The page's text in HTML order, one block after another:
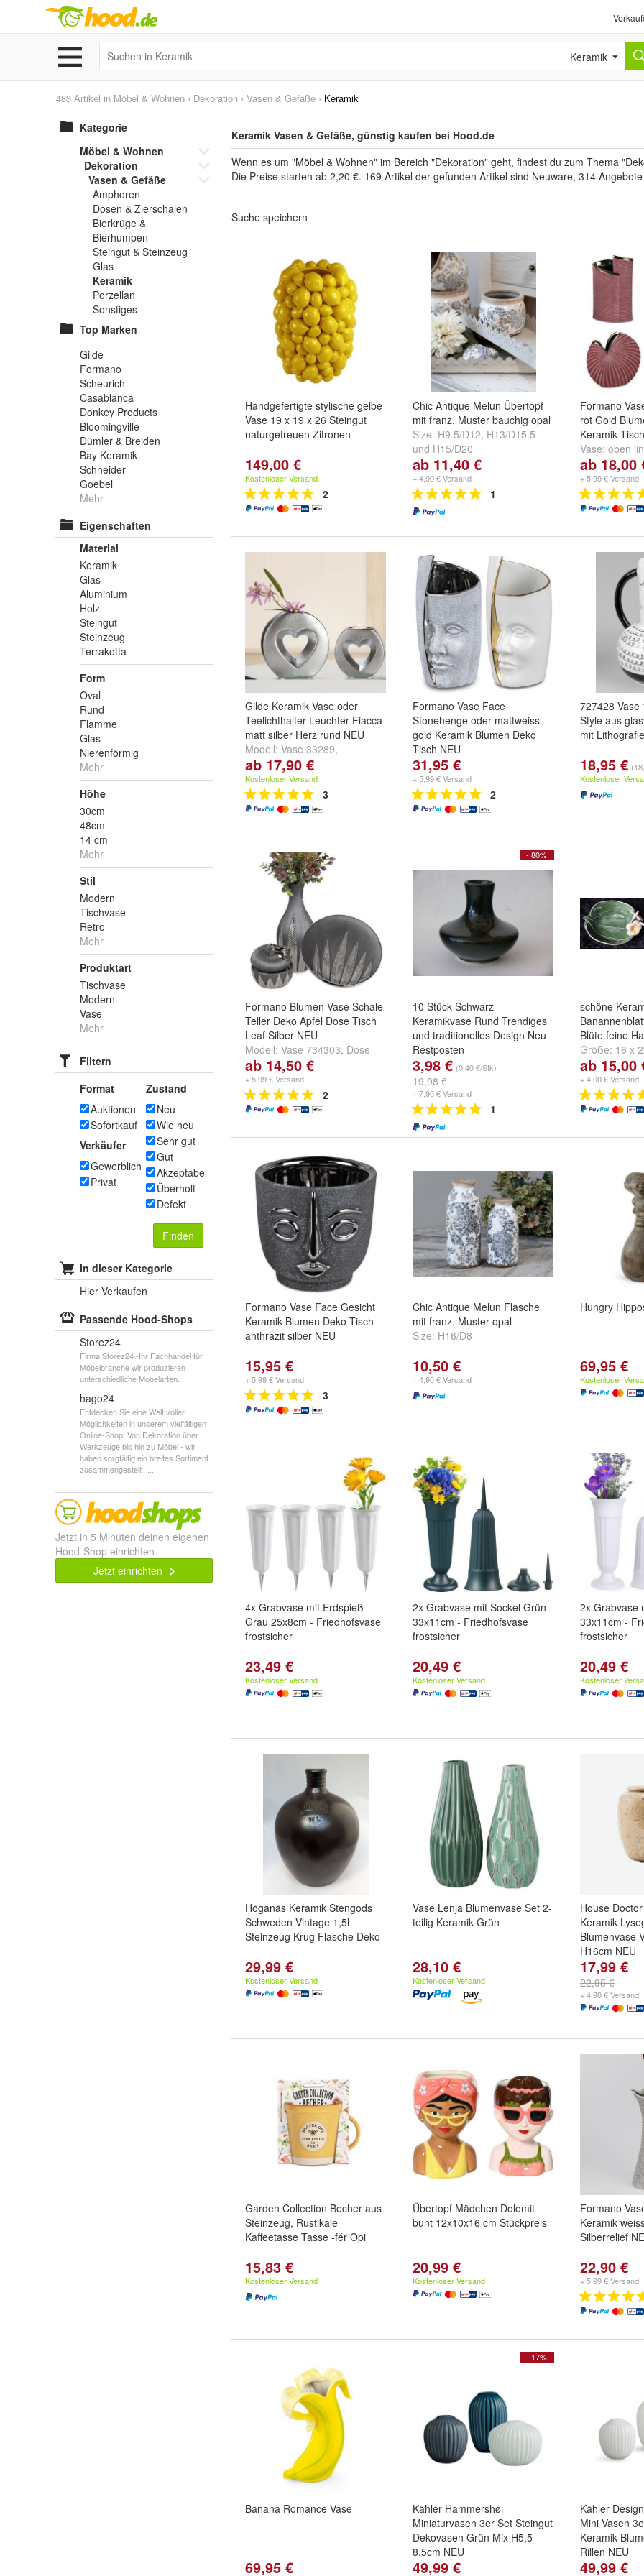
Keramik
483 Artikel in Möbel & Wohnen › Dekoration › Vasen & Gefäße › Keramik
Kategorie
Möbel & Wohnen
Dekoration
Vasen & Gefäße
Amphoren
Dosen & Zierschalen
Bierkrüge &
Bierhumpen
Steingut & Steinzeug
Glas
Keramik
Porzellan
Sonstiges
Top Marken
Gilde
Formano
Scheurich
Casablanca
Donkey Products
Bloomingville
Dümler & Breiden
Bay Keramik
Schneider
Goebel
Mehr
Eigenschaften
Material
Keramik
Glas
Aluminium
Holz
Steingut
Steinzeug
Terrakotta
Form
Oval
Rund
Flamme
Glas
Nierenförmig
Mehr
Höhe
30cm
48cm
14 cm
Mehr
Stil
Modern
Tischvase
Retro
Mehr
Produktart
Tischvase
Modern
Vase
Mehr
Filtern
Format
Auktionen
Sofortkauf
Verkäufer
Gewerblich
Privat
Zustand
Neu
Wie neu
Sehr gut
Gut
Akzeptabel
Überholt
Defekt
Finden
In dieser Kategorie
Hier Verkaufen
Passende Hood-Shops
Storez24
Firma Storez24 -Ihr Fachhandel für
Möbelbranche wir produzieren
unterschiedliche Mobelarten.
hago24
Entdecken Sie eine Welt voller
Möglichkeiten in unserem vielfältigen
Online-Shop. Von Dekoration über
Werkzeuge bis hin zu Möbel - wir
haben sorgfältig ein breites Sortiment
zusammengestellt, ...
Jetzt in 5 Minuten deinen eigenen
Hood-Shop einrichten.
Jetzt einrichten
Keramik Vasen & Gefäße, günstig kaufen bei Hood.de
Wenn es um "Möbel & Wohnen" im Bereich "Dekoration" geht, findest du zum Thema
Die Preise starten ab 2,20 €. 169 Artikel der gefunden Artikel sind Neuware, 314
Suche speichern
Handgefertigte stylische gelbe
Vase 19 x 19 x 26 Steingut
naturgetreuen Zitronen
149,00 €
Kostenloser Versand
2
Chic Antique Melun Übertopf
mit franz. Muster bauchig opal
Size: H9.5/D12, H13/D15.5
und H15/D20
ab 11,40 €
+ 4,90 € Versand
1
Formano
rot Gold
Keramik
Vase: oben
rechts
755049und
ab 18,00
+ 5,99 € Versand
Gilde Keramik Vase oder
Teelichthalter Leuchter Fiacca
matt silber Herz rund NEU
Modell: Vase 33289,
Teelichthalter 33288
33289 und Teelichthalter
33288
ab 17,90 €
Kostenloser Versand
3
Formano Vase Face
Stonehenge oder mattweiss-
gold Keramik Blumen Deko
Tisch NEU
Vase Face:
726735undmattweiss-gold
726841
31,95 €
+ 5,99 € Versand
2
727428 Vase
Style aus
mit
18,95 €
Kostenloser
Formano Blumen Vase Schale
Teller Deko Apfel Dose Tisch
Leaf Silber NEU
Modell: Vase 734303, Dose
734396und Teller 734433
ab 14,50 €
+ 5,99 € Versand
2
- 80%
10 Stück Schwarz
Keramikvase Rund Trendiges
und traditionelles Design Neu
Restposten
3,98 € (0,40 €/Stk)
19,98 €
+ 7,90 € Versand
1
schöne
Blüte feine
Größe: 16 x
16 cm
ab 15,00
+ 4,00 € Versand
Formano Vase Face Gesicht
Keramik Blumen Deko Tisch
anthrazit silber NEU
15,95 €
+ 5,99 € Versand
3
Chic Antique Melun Flasche
mit franz. Muster opal
Size: H16/D8
10,50 €
+ 4,90 € Versand
Hungry
69,95 €
Kostenloser
4x Grabvase mit Erdspieß
Grau 25x8cm - Friedhofsvase
frostsicher
23,49 €
Kostenloser Versand
2x Grabvase mit Sockel Grün
33x11cm - Friedhofsvase
frostsicher
20,49 €
Kostenloser Versand
2x Grabvase
33x11cm -
frostsicher
20,49 €
Kostenloser
Höganäs Keramik Stengods
Schweden Vintage 1,5l
Steinzeug Krug Flasche Deko
29,99 €
Kostenloser Versand
Vase Lenja Blumenvase Set 2-
teilig Keramik Grün
28,10 €
Kostenloser Versand
House
Keramik
Blumenvase
H16cm NEU
17,99 €
22,95 €
+ 4,90 € Versand
Garden Collection Becher aus
Steinzeug, Rustikale
Kaffeetasse Tasse -fér Opi
15,83 €
Kostenloser Versand
Übertopf Mädchen Dolomit
bunt 12x10x16 cm Stückpreis
20,99 €
Kostenloser Versand
Formano
Keramik
Silberrelief
22,90 €
+ 5,99 € Versand
Banana Romance Vase
69,95 €
- 17%
Kähler Hammershøi
Miniaturvasen 3er Set Steingut
Dekovasen Grün Mix H5,5-
8,5cm NEU
49,99 €
Kähler
Mini Vasen
Keramik
Rillen NEU
49,99 €